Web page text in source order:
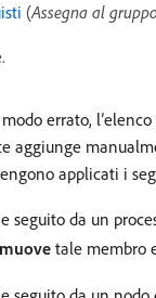
(Assegna al
errato,
aggiunge
applicati i
da un
tale membro